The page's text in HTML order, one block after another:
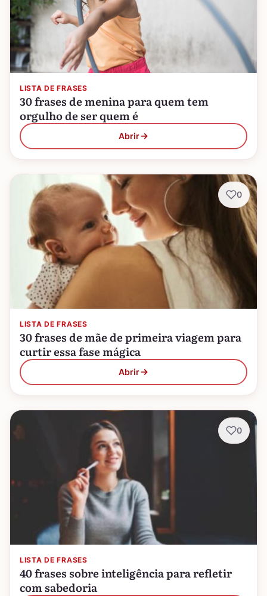
LISTA DE FRASES
30 frases de menina para quem tem
orgulho de ser quem é
Abrir
LISTA DE FRASES
30 frases de mãe de primeira viagem para
curtir essa fase mágica
Abrir
0
LISTA DE FRASES
40 frases sobre inteligência para refletir
com sabedoria
0